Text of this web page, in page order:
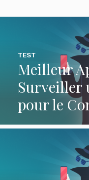
Meilleur
Surveiller
pour le
TEST